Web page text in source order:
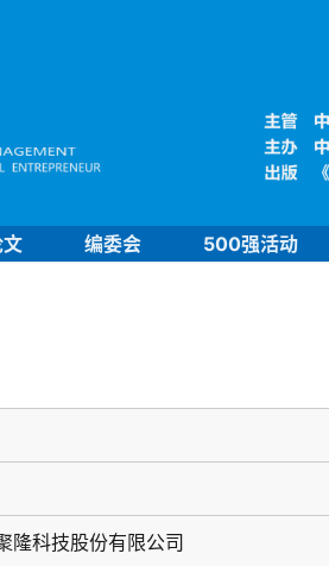
编委会 500强活动
隆科技股份有限公司